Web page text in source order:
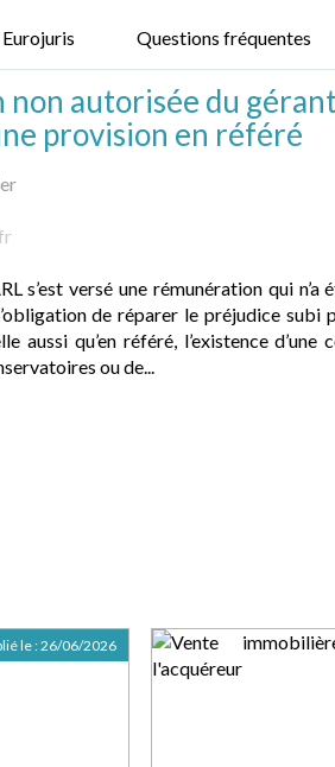
Eurojuris Questions fréquentes
autorisée du gérant
provision en référé
s’est versé une rémunération qui
de réparer le préjudice subi
aussi qu’en référé, l’existence
ou de...
le :26/06/2026